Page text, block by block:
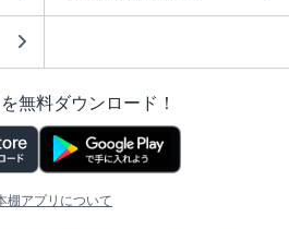
無料ダウンロード！
棚アプリについて